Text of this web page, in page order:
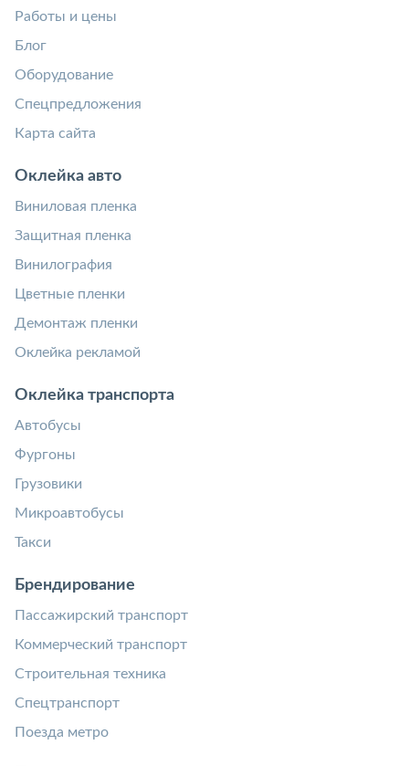
Работы и цены
Блог
Оборудование
Спецпредложения
Карта сайта
Оклейка авто
Виниловая пленка
Защитная пленка
Винилография
Цветные пленки
Демонтаж пленки
Оклейка рекламой
Оклейка транспорта
Автобусы
Фургоны
Грузовики
Микроавтобусы
Такси
Брендирование
Пассажирский транспорт
Коммерческий транспорт
Строительная техника
Спецтранспорт
Поезда метро